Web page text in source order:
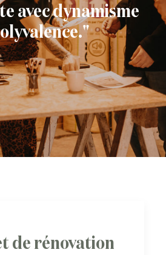
avec dynamisme
de rénovation